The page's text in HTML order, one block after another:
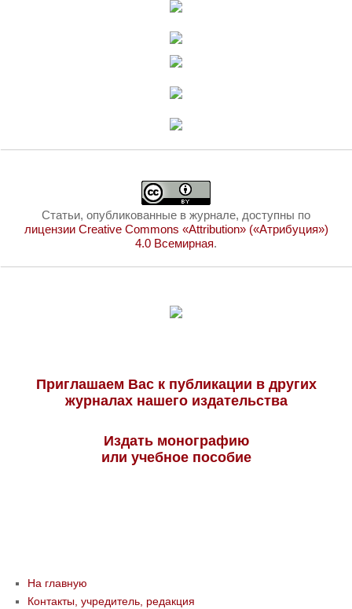
Статьи, опубликованные в журнале, доступны по
лицензии Creative Commons «Attribution» («Атрибуция»)
4.0 Всемирная.
Приглашаем Вас к публикации в других
журналах нашего издательства
Издать монографию
или учебное пособие
На главную
Контакты, учредитель, редакция